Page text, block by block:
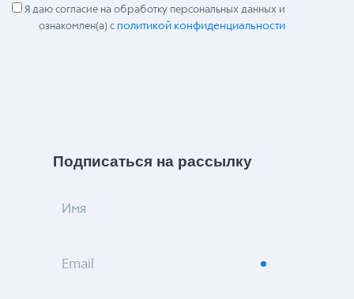
Я даю согласие на обработку персональных данных и
ознакомлен(а) с политикой конфиденциальности
Подписаться на рассылку
Имя
Email